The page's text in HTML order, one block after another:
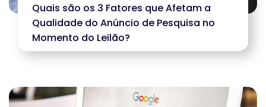
Quais são os 3 Fatores que Afetam a
Qualidade do Anúncio de Pesquisa no
Momento do Leilão?